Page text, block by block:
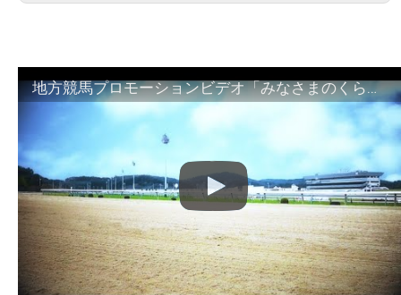
地方競馬プロモーションビデオ「みなさまのくらしのために」30秒篇｜NAR公式